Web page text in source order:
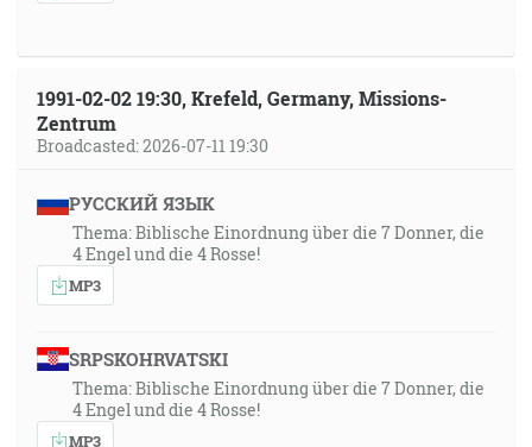
1991-02-02 19:30, Krefeld, Germany, Missions-
Zentrum
Broadcasted: 2026-07-11 19:30
РУССКИЙ ЯЗЫК
Thema: Biblische Einordnung über die 7 Donner, die
4 Engel und die 4 Rosse!
MP3
SRPSKOHRVATSKI
Thema: Biblische Einordnung über die 7 Donner, die
4 Engel und die 4 Rosse!
MP3